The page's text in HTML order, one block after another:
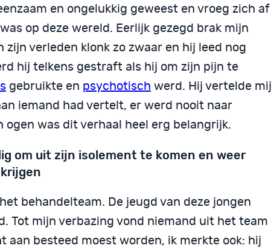
en ongelukkig geweest en vroeg zich af
op deze wereld. Eerlijk gezegd brak mijn
zijn verleden klonk zo zwaar en hij leed nog
hij telkens gestraft als hij om zijn pijn te
gebruikte en psychotisch werd. Hij vertelde mij
iemand had vertelt, er werd nooit naar
ogen was dit verhaal heel erg belangrijk.
om uit zijn isolement te komen en weer
behandelteam. De jeugd van deze jongen
Tot mijn verbazing vond niemand uit het team
aan besteed moest worden, ik merkte ook: hij